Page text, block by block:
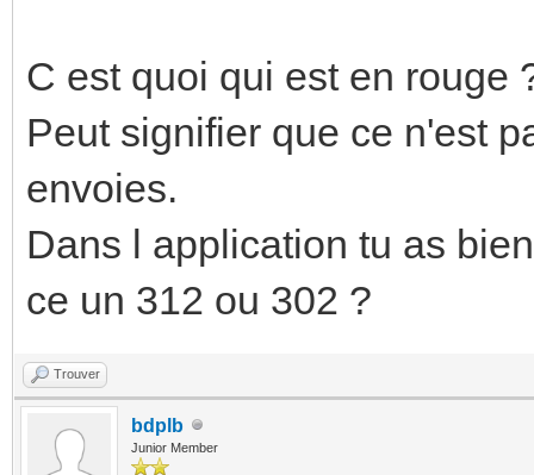
C est quoi qui est en rouge
Peut signifier que ce n'est
envoies.
Dans l application tu as
ce un 312 ou 302 ?
Trouver
bdplb
Junior Member